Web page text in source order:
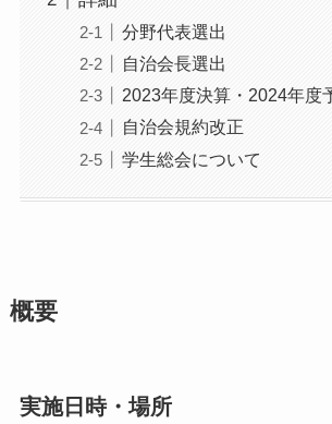
分野代表選出
自治会長選出
2023年度決算・2024年度
自治会規約改正
学生総会について
概要
実施日時・場所